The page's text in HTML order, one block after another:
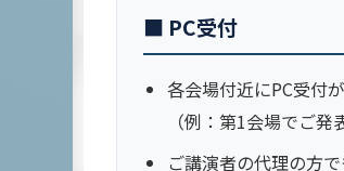
■ PC受付
各会場付近にPC受付
（例：第1会場でご
ご講演者の代理の方